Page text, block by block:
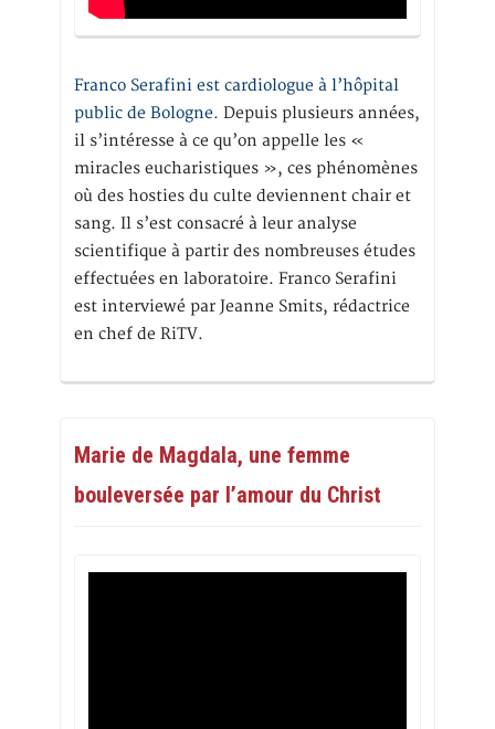
Franco Serafini est cardiologue à l’hôpital
public de Bologne. Depuis plusieurs années,
il s’intéresse à ce qu’on appelle les «
miracles eucharistiques », ces phénomènes
où des hosties du culte deviennent chair et
sang. Il s’est consacré à leur analyse
scientifique à partir des nombreuses études
effectuées en laboratoire. Franco Serafini
est interviewé par Jeanne Smits, rédactrice
en chef de RiTV.
Marie de Magdala, une femme
bouleversée par l’amour du Christ